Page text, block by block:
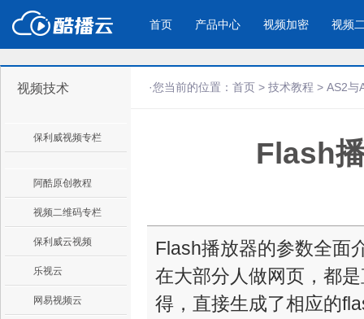
首页 产品中心
产品与新功能
防下载/防盗录/防录屏/防篡改
酷播云 | 企
免费稳定无
视频加密 视频
应用场景
企业宣传 产品宣传
通过视频来展示
个人网站
为个人网站、博客论坛，添加视频
工作汇报
工作场景的工作
年会节目
视频技术
保利威视频专栏
阿酷原创教程
视频二维码专栏
保利威云视频
乐视云
网易视频云
·您当前的位置： 首页 > 技术教程 > AS2与
Flash
Flash播放器的参数全面
在大部分人做网页，都
得，直接生成了相应的